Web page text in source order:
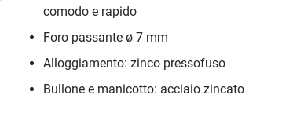
comodo e rapido
Foro passante ø 7 mm
Alloggiamento: zinco pressofuso
Bullone e manicotto: acciaio zincato